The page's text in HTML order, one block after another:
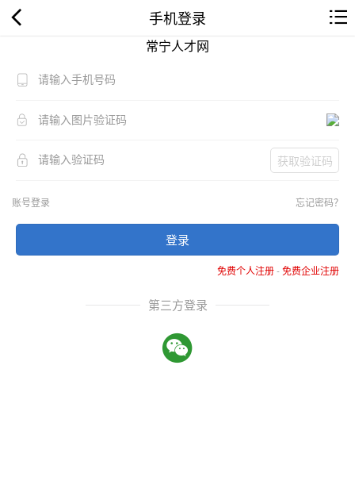
手机登录
常宁人才网
获取验证码
账号登录 忘记密码？
登录
免费个人注册-免费企业注册
第三方登录